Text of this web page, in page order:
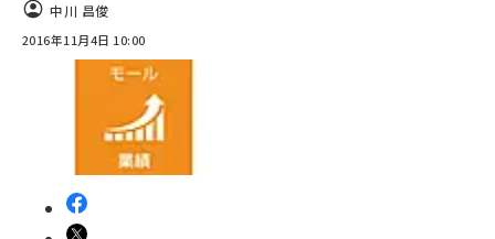
中川 昌俊
2016年11月4日 10:00